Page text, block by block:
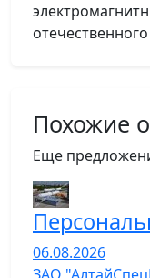
Похожие
Еще
06.08.2026